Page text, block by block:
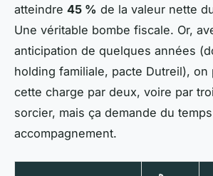
atteindre 45 % de la valeur nette
Une véritable bombe fiscale. Or,
anticipation de quelques années
holding familiale, pacte Dutreil), on
cette charge par deux, voire par
sorcier, mais ça demande du
accompagnement.